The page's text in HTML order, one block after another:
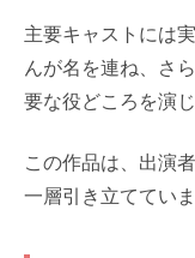
主要キャストには
んが名を連ね、さ
要な役どころを演じ
この作品は、出演
一層引き立てていま